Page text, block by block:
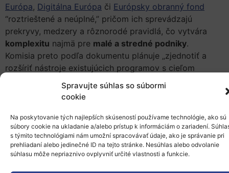
Spravujte súhlas so súbormi
cookie
Na poskytovanie tých najlepších skúseností používame technológie, ako sú
súbory cookie na ukladanie a/alebo prístup k informáciám o zariadení.
s týmito technológiami nám umožní spracovávať údaje, ako je správanie pri
prehliadaní alebo jedinečné ID na tejto stránke. Nesúhlas alebo odvolanie
súhlasu môže nepriaznivo ovplyvniť určité vlastnosti a funkcie.
Európa, Digitálna Európa či Európsky obranný fond
“roztrieštené a neúplné,” pričom ich sprevádzajú
prekryvy, medzery a rôznorodé pravidlá, čo vytvára
komplexitu najmä pre malé a stredné podniky.
Komisia preto podľa dokumentu plánuje „zjednotiť a
rozšíriť nástroje existujúcich programov s cieľom
vytvoriť skutočný Európsky fond
konkurencieschopnosti,” ktorý bude fungovať podľa
existuje príliš veľa nástrojov v rámci európskeho
financovania, ktoré nie sú dostatočne využívané na
európskej, národnej a regionálnej úrovni a preto je
potrebné klásť väčší dôraz na koherenciu európskeho